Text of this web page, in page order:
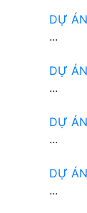
DỰ
...
DỰ
...
DỰ
...
DỰ
...